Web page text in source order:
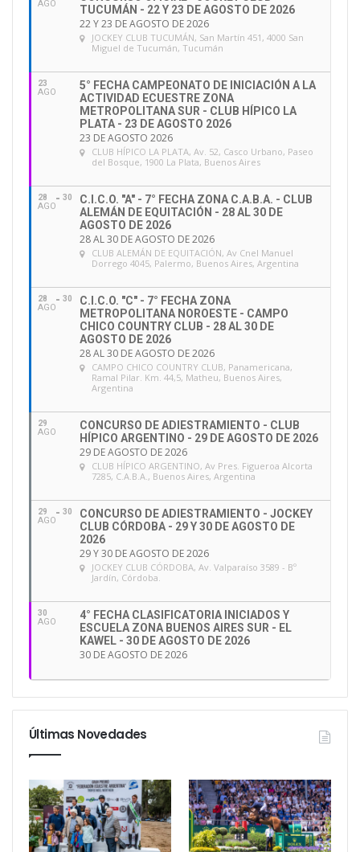
AGO
TUCUMÁN - 22 Y 23 DE AGOSTO DE 2026
22 Y 23 DE AGOSTO DE 2026
JOCKEY CLUB TUCUMÁN, San Martín 451, 4000 San
Miguel de Tucumán, Tucumán
23
AGO
5° FECHA CAMPEONATO DE INICIACIÓN A LA
ACTIVIDAD ECUESTRE ZONA
METROPOLITANA SUR - CLUB HÍPICO LA
PLATA - 23 DE AGOSTO 2026
23 DE AGOSTO 2026
CLUB HÍPICO LA PLATA, Av. 52, Casco Urbano, Paseo
del Bosque, 1900 La Plata, Buenos Aires
28
AGO
30
C.I.C.O. "A" - 7° FECHA ZONA C.A.B.A. - CLUB
ALEMÁN DE EQUITACIÓN - 28 AL 30 DE
AGOSTO DE 2026
28 AL 30 DE AGOSTO DE 2026
CLUB ALEMÁN DE EQUITACIÓN, Av Cnel Manuel
Dorrego 4045, Palermo, Buenos Aires, Argentina
28
AGO
30
C.I.C.O. "C" - 7° FECHA ZONA
METROPOLITANA NOROESTE - CAMPO
CHICO COUNTRY CLUB - 28 AL 30 DE
AGOSTO DE 2026
28 AL 30 DE AGOSTO DE 2026
CAMPO CHICO COUNTRY CLUB, Panamericana,
Ramal Pilar. Km. 44,5, Matheu, Buenos Aires,
Argentina
29
AGO
CONCURSO DE ADIESTRAMIENTO - CLUB
HÍPICO ARGENTINO - 29 DE AGOSTO DE 2026
29 DE AGOSTO DE 2026
CLUB HÍPICO ARGENTINO, Av Pres. Figueroa Alcorta
7285, C.A.B.A., Buenos Aires, Argentina
29
AGO
30
CONCURSO DE ADIESTRAMIENTO - JOCKEY
CLUB CÓRDOBA - 29 Y 30 DE AGOSTO DE
2026
29 Y 30 DE AGOSTO DE 2026
JOCKEY CLUB CÓRDOBA, Av. Valparaíso 3589 - Bº
Jardín, Córdoba.
30
AGO
4° FECHA CLASIFICATORIA INICIADOS Y
ESCUELA ZONA BUENOS AIRES SUR - EL
KAWEL - 30 DE AGOSTO DE 2026
30 DE AGOSTO DE 2026
Últimas Novedades